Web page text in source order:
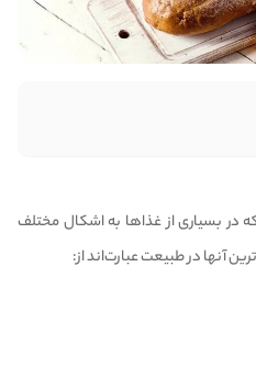
بسیاری از غذاها به اشکال مختلف
آنها در طبیعت عبارت‌اند از: